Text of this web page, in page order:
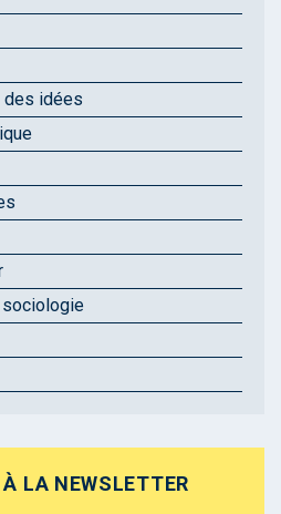
des idées
LA NEWSLETTER